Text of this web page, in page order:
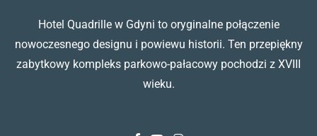
Hotel Quadrille w Gdyni to oryginalne połączenie
nowoczesnego designu i powiewu historii. Ten przepiękny
zabytkowy kompleks parkowo-pałacowy pochodzi z XVIII
wieku.